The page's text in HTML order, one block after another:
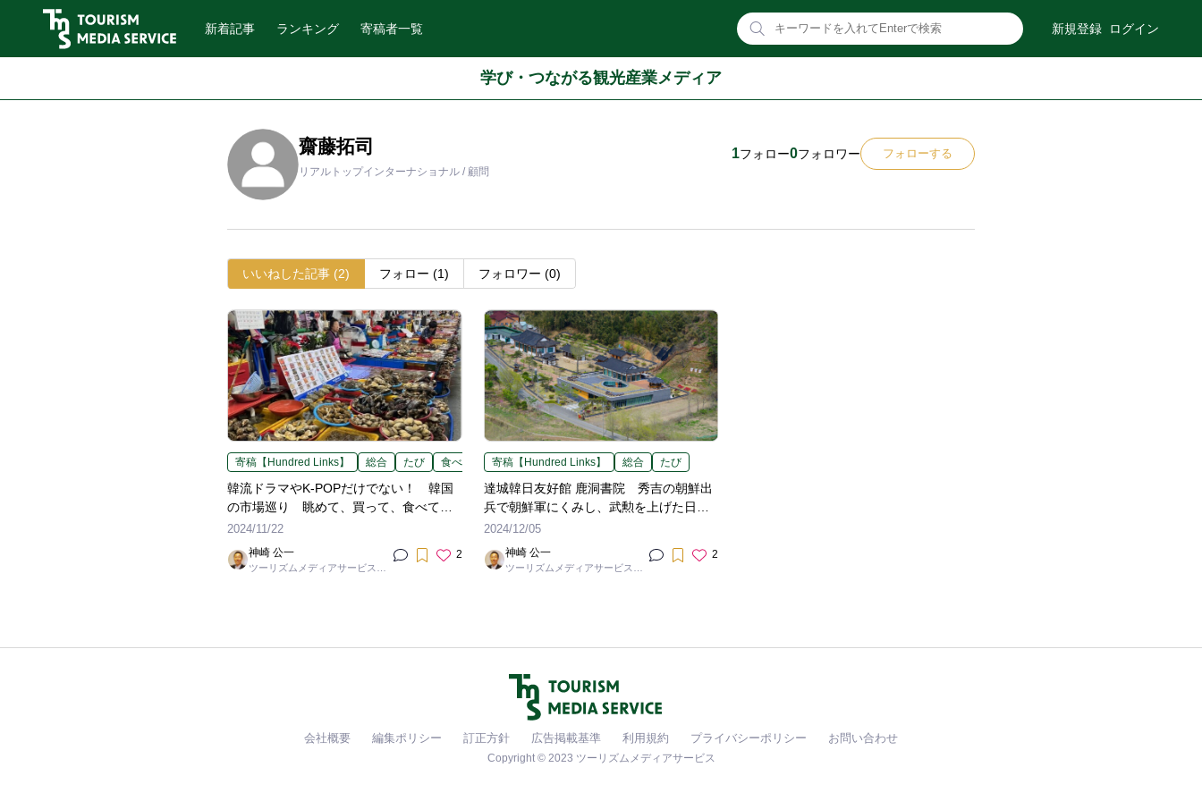
新着記事 ランキング 寄稿者一覧 新規登録 ログイン
学び・つながる観光産業メディア
齋藤拓司
リアルトップインターナショナル / 顧問
1フォロー0フォロワー フォローする
いいね した記事 (2) フォロー (1) フォロワー (0)
寄稿【Hundred Links】 総合 たび 食べる
韓流ドラマやK-POPだけでない！ 韓国
の市場巡り 眺めて、買って、食べて、
飲んで満喫
2024/11/22
神崎 公一
ツーリズムメディアサービス編
2
寄稿【Hundred Links】 総合 たび
達城韓日友好館 鹿洞書院 秀吉の朝鮮出
兵で朝鮮軍にくみし、武勲を上げた日本
人武将の地を訪ねて
2024/12/05
神崎 公一
ツーリズムメディアサービス編
2
会社概要 編集ポリシー 訂正方針 広告掲載基準 利用規約 プライバシーポリシー お問い合わせ
Copyright © 2023 ツーリズムメディアサービス